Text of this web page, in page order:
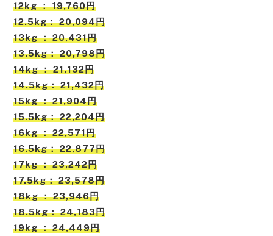
12kg ： 19,760円
12.5kg： 20,094円
13kg ： 20,431円
13.5kg： 20,798円
14kg ： 21,132円
14.5kg： 21,432円
15kg ： 21,904円
15.5kg： 22,204円
16kg ： 22,571円
16.5kg： 22,877円
17kg ： 23,242円
17.5kg： 23,578円
18kg ： 23,946円
18.5kg： 24,183円
19kg ： 24,449円